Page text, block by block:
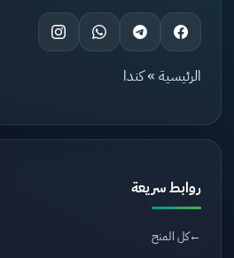
الرئيسية »كندا
روابط سريعة
كل المنح